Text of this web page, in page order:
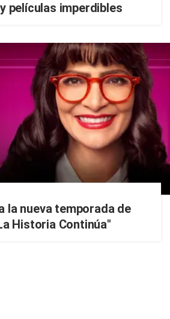
películas imperdibles
la nueva temporada de
Historia Continúa"